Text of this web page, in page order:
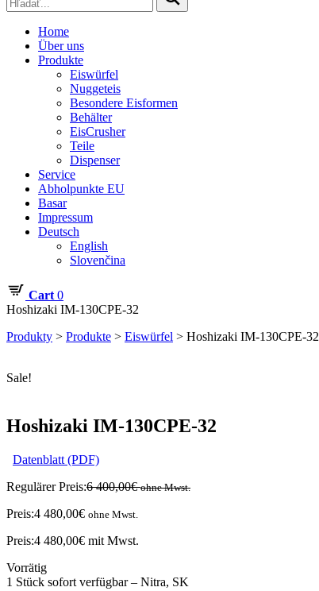
Home
Über uns
Produkte
Eiswürfel
Nuggeteis
Besondere Eisformen
Behälter
EisCrusher
Teile
Dispenser
Service
Abholpunkte EU
Basar
Impressum
Deutsch
English
Slovenčina
Cart 0
Hoshizaki IM-130CPE-32
Produkty > Produkte > Eiswürfel > Hoshizaki IM-130CPE-32
Sale!
Hoshizaki IM-130CPE-32
Datenblatt (PDF)
Regulärer Preis:6 400,00€ ohne Mwst.
Preis:4 480,00€ ohne Mwst.
Preis:4 480,00€ mit Mwst.
Vorrätig
1 Stück sofort verfügbar – Nitra, SK